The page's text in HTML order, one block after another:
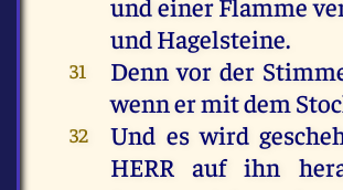
und Hagelsteine.
31 Denn vor der
wennermitdem
32 Und es wird
HERR
auf ihn